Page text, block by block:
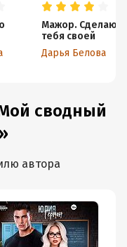
Мажор. Сделаю
тебя своей
Дарья Белова
сводный
автора